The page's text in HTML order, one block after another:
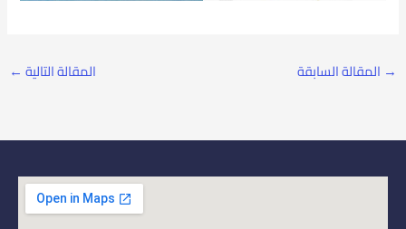
→ المقالة السابقة المقالة التالية ←